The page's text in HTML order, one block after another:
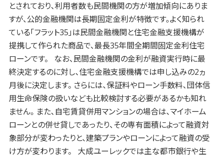
とされており、利用者数も民間機関の方が増加傾向にありま
すが、公的金融機関は長期固定金利が特徴です。よく知られ
ている「フラット35」は民間金融機関と住宅金融支援機構が
提携して作られた商品で、最長35年間全期間固定金利住宅
ローンです。 なお、民間金融機関の金利が融資実行時に最
終決定するのに対し、住宅金融支援機構では申し込みの2ヵ
月後に決定します。 さらには、保証料やローン手数料、団体信
用生命保険の扱いなども比較検討する必要があるかも知れ
ません。 また、自宅賃貸併用マンションの場合は、マイホーム
ローンとの併せ貸しであったり、その専有面積によって融資対
象部分が変わったりと、建築プランやローンによって融資の受
け方が変わります。 大成ユーレックでは主な都市銀行や生